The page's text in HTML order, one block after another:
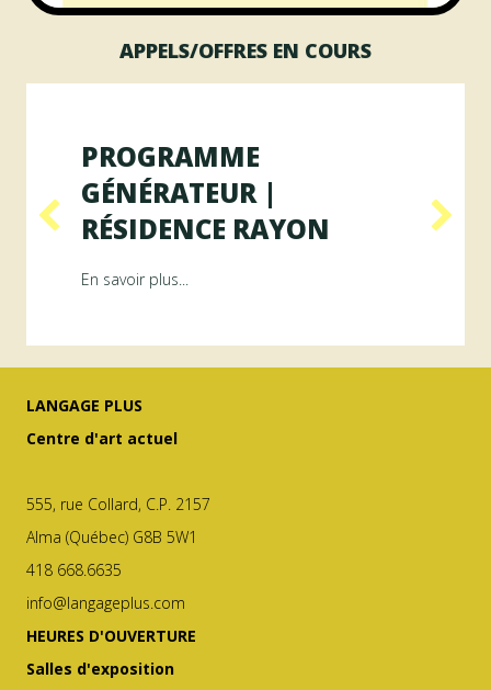
APPELS/OFFRES EN COURS
ArAMiS
PROGRAMME
GÉNÉRATEUR |
RÉSIDENCE RAYON
En savoir plus...
LANGAGE PLUS
Centre d'art actuel
555, rue Collard, C.P. 2157
Alma (Québec) G8B 5W1
418 668.6635
info@langageplus.com
HEURES D'OUVERTURE
Salles d'exposition